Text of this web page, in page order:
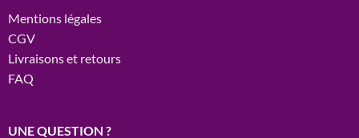
Mentions légales
CGV
Livraisons et retours
FAQ
UNE QUESTION ?